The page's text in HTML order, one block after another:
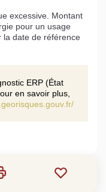
excessive. Montant
pour un usage
la date de référence
ERP (État
en savoir plus,